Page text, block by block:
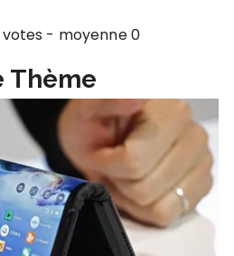
votes - moyenne0
Thème